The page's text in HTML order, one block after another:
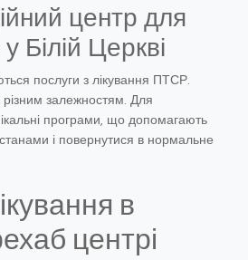
центр для
Білій Церкві
послуги з лікування ПТСР.
різним залежностям. Для
програми, що допомагають
і повернутися в нормальне
в
центрі